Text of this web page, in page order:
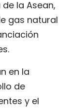
la Asean,
gas natural
en la
de
y el